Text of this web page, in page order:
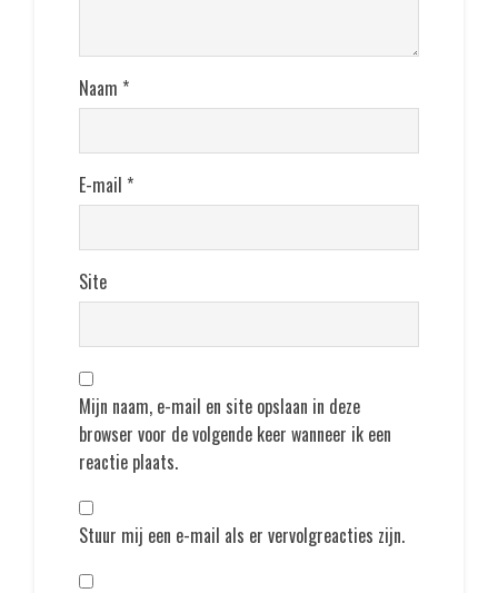
Naam *
E-mail *
Site
Mijn naam, e-mail en site opslaan in deze
browser voor de volgende keer wanneer ik een
reactie plaats.
Stuur mij een e-mail als er vervolgreacties zijn.